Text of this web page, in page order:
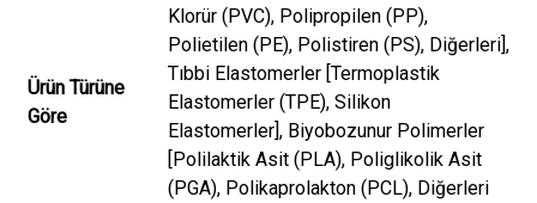
Ürün Türüne
Göre
Klorür (PVC), Polipropilen (PP),
Polietilen (PE), Polistiren (PS), Diğerleri],
Tıbbi Elastomerler [Termoplastik
Elastomerler (TPE), Silikon
Elastomerler], Biyobozunur Polimerler
[Polilaktik Asit (PLA), Poliglikolik Asit
(PGA), Polikaprolakton (PCL), Diğerleri